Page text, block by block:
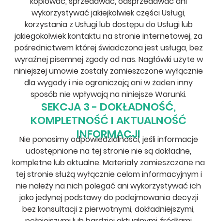
wykorzystywać jakiejkolwiek części Usługi,
korzystania z Usługi lub dostępu do Usługi lub
jakiegokolwiek kontaktu na stronie internetowej, za
pośrednictwem której świadczona jest usługa, bez
wyraźnej pisemnej zgody od nas. Nagłówki użyte w
niniejszej umowie zostały zamieszczone wyłącznie
dla wygody i nie ograniczają ani w żaden inny
sposób nie wpływają na niniejsze Warunki.
SEKCJA 3 - DOKŁADNOŚĆ,
KOMPLETNOŚĆ I AKTUALNOŚĆ
INFORMACJI
Nie ponosimy odpowiedzialności, jeśli informacje
udostępnione na tej stronie nie są dokładne,
kompletne lub aktualne. Materiały zamieszczone na
tej stronie służą wyłącznie celom informacyjnym i
nie należy na nich polegać ani wykorzystywać ich
jako jedynej podstawy do podejmowania decyzji
bez konsultacji z pierwotnymi, dokładniejszymi,